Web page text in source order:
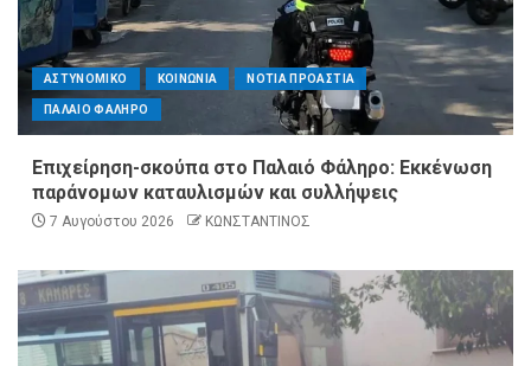
ΑΣΤΥΝΟΜΙΚΟ ΚΟΙΝΩΝΙΑ ΝΟΤΙΑ ΠΡΟΑΣΤΙΑ
ΠΑΛΑΙΟ ΦΑΛΗΡΟ
Επιχείρηση-σκούπα στο Παλαιό Φάληρο: Εκκένωση
παράνομων καταυλισμών και συλλήψεις
7 Αυγούστου 2026 ΚΩΝΣΤΑΝΤΙΝΟΣ